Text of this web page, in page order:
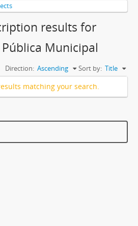
results for
Municipal
Sort by: Title
Direction: Ascending
matching your search.